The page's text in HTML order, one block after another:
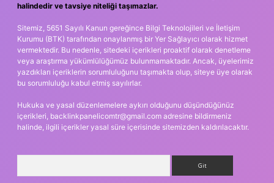
halindedir ve tavsiye niteliği taşımazlar.
Sitemiz, 5651 Sayılı Kanun gereğince Bilgi Teknolojileri ve İletişim
Kurumu (BTK) tarafından onaylanmış bir Yer Sağlayıcı olarak hizmet
vermektedir. Bu nedenle, sitedeki içerikleri proaktif olarak denetleme
veya araştırma yükümlülüğümüz bulunmamaktadır. Ancak, üyelerimiz
yazdıkları içeriklerin sorumluluğunu taşımakta olup, siteye üye olarak
bu sorumluluğu kabul etmiş sayılırlar.
Hukuka ve yasal düzenlemelere aykırı olduğunu düşündüğünüz
içerikleri, backlinkpanelicomtr@gmail.com adresine bildirmeniz
halinde, ilgili içerikler yasal süre içerisinde sitemizden kaldırılacaktır.